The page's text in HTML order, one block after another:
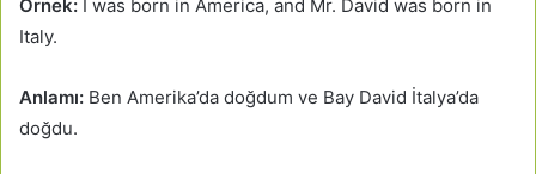
Örnek: I was born in America, and Mr. David was born in
Italy.
Anlamı: Ben Amerika’da doğdum ve Bay David İtalya’da
doğdu.